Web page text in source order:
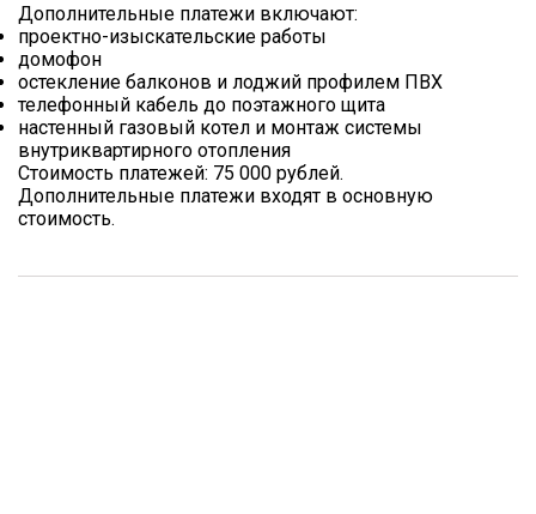
Дополнительные платежи включают:
проектно-изыскательские работы
домофон
остекление балконов и лоджий профилем ПВХ
телефонный кабель до поэтажного щита
настенный газовый котел и монтаж системы
внутриквартирного отопления
Стоимость платежей: 75 000 рублей.
Дополнительные платежи входят в основную
стоимость.